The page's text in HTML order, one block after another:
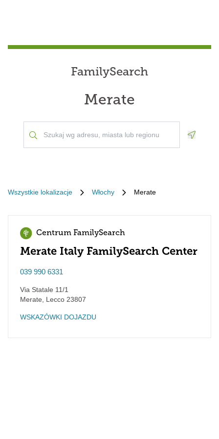
FamilySearch
Merate
Wszystkie lokalizacje Włochy Merate
Centrum FamilySearch
Merate Italy FamilySearch Center
039 990 6331
Via Statale 11/1
Merate
Lecco 23807
WSKAZÓWKI DOJAZDU